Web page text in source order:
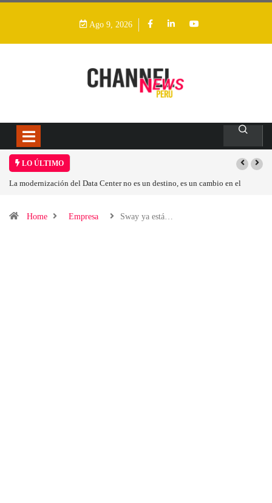
Ago 9, 2026
LO ÚLTIMO
un destino, es un cambio en el Los ingresos por semiconductores
Home Empresa Sway ya está…